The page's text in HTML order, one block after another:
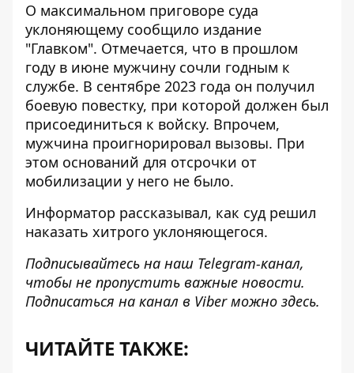
О максимальном приговоре суда
уклоняющему сообщило издание
"Главком". Отмечается, что в прошлом
году в июне мужчину сочли годным к
службе. В сентябре 2023 года он получил
боевую повестку, при которой должен был
присоединиться к войску. Впрочем,
мужчина проигнорировал вызовы. При
этом оснований для отсрочки от
мобилизации у него не было.
Информатор рассказывал, как суд решил
наказать хитрого уклоняющегося.
Подписывайтесь на наш Telegram-канал,
чтобы не пропустить важные новости.
Подписаться на канал в Viber можно здесь.
ЧИТАЙТЕ ТАКЖЕ: